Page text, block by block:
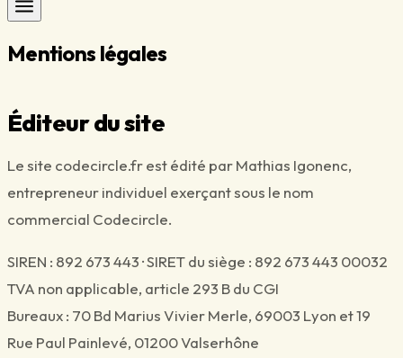
Mentions légales
Éditeur du site
Le site codecircle.fr est édité parMathias Igonenc,
entrepreneur individuel exerçant sous le nom
commercial Codecircle.
SIREN : 892 673 443 · SIRET du siège : 892 673 443 00032
TVA non applicable, article 293 B du CGI
Bureaux : 70 Bd Marius Vivier Merle, 69003 Lyon et19
Rue Paul Painlevé, 01200Valserhône